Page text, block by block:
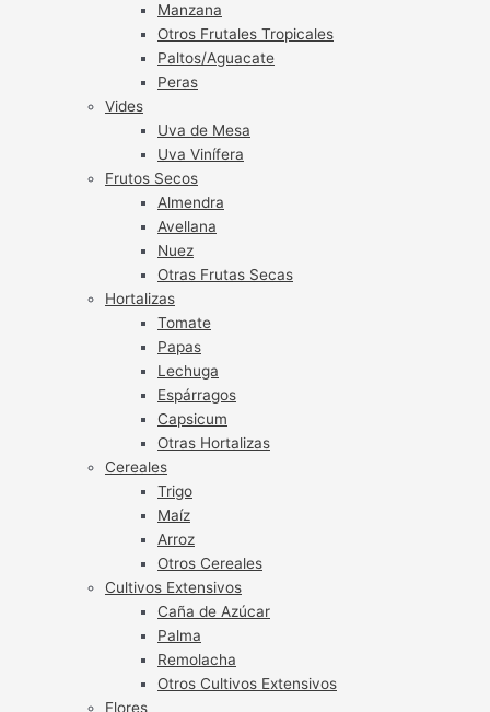
Manzana
Otros Frutales Tropicales
Paltos/Aguacate
Peras
Vides
Uva de Mesa
Uva Vinífera
Frutos Secos
Almendra
Avellana
Nuez
Otras Frutas Secas
Hortalizas
Tomate
Papas
Lechuga
Espárragos
Capsicum
Otras Hortalizas
Cereales
Trigo
Maíz
Arroz
Otros Cereales
Cultivos Extensivos
Caña de Azúcar
Palma
Remolacha
Otros Cultivos Extensivos
Flores